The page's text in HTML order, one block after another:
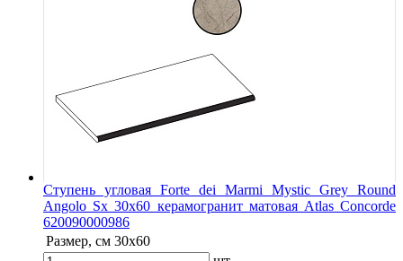
Ступень угловая Forte dei Marmi Mystic Grey Round
Angolo Sx 30x60 керамогранит матовая Atlas Concorde
620090000986
Размер, см 30x60